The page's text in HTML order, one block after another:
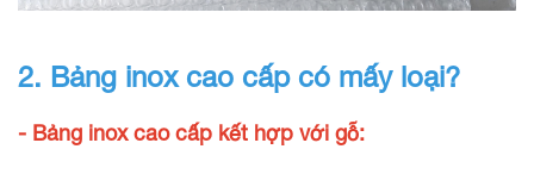
2. Bảng inox cao cấp có mấy loại?
- Bảng inox cao cấp kết hợp với gỗ: